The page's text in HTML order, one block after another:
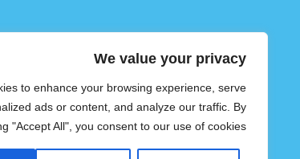
We value your privacy
to enhance your browsing experience, serve
ads or content, and analyze our traffic. By
"Accept All", you consent to our use of cookies.
צימרים ומלונות זולים בישראל